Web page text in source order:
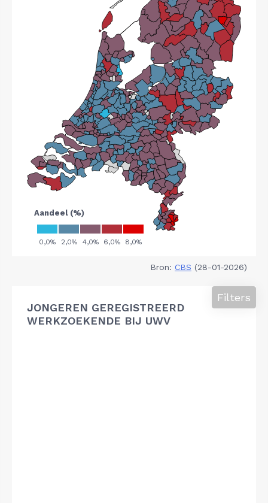
Bron: CBS (28-01-2026)
JONGEREN GEREGISTREERD
WERKZOEKENDE BIJ UWV
Filters